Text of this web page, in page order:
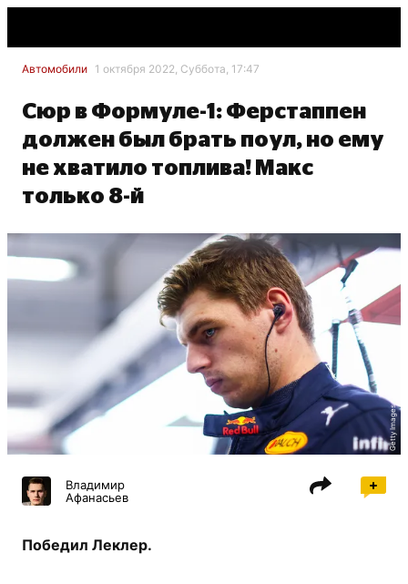
Автомобили 1 октября 2022, Суббота, 17:47
Сюр в Формуле-1: Ферстаппен
должен был брать поул, но ему
не хватило топлива! Макс
только 8-й
Getty Images
Владимир
Афанасьев
Победил Леклер.